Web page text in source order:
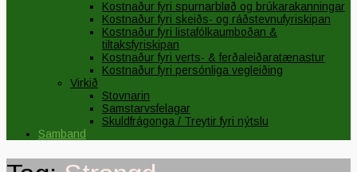
Kostnaður fyri spurnarbløð og brúkarakanningar
Kostnaður fyri skeiðs- og ráðstevnufyriskipan
Kostnaður fyri listafólkaumboðan &
tiltaksfyriskipan
Kostnaður fyri verts- & ferðaleiðaratænastur
Kostnaður fyri persónliga vegleiðing
Virkið
Stovnarin
Samstarvsfelagar
Skuldfrágonga / Treytir fyri nýtslu
Samband